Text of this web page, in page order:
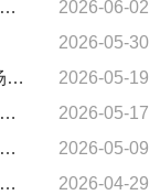
上海民远职业技术学院宠物科技学院党支部开展观影《给阿嬷的情书》主题党日活动
2026-06-02
2026-05-30
我校赴扬州大学参加2026年“校友+”专场招聘会
2026-05-19
党总支召开理论学习中心组专题学习会，深入学习习近平总书记关于树立和践行正确政绩观的重要论述精神
2026-05-17
我校举办新时代高职院校课程思政专题培训
2026-05-09
我校一项课题获批上海民办高校教师思政工作研究基地一般课题立项
2026-04-29